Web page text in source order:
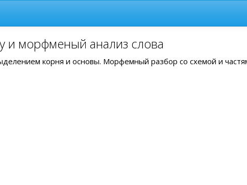
и морфменый анализ слова
корня и основы. Морфемный разбор со схемой и